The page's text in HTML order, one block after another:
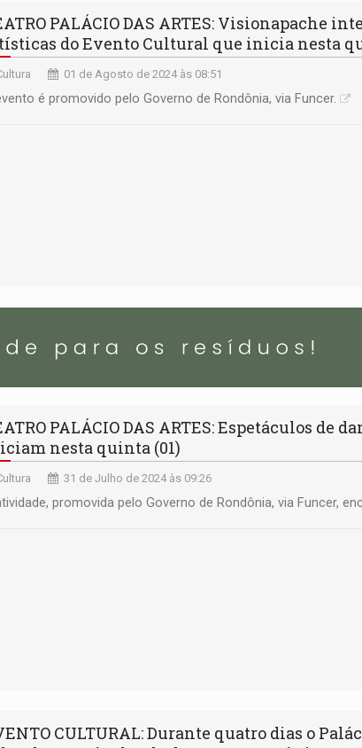
PALÁCIO DAS ARTES: Visionapache
do Evento Cultural que inicia nesta
01 de Agosto de 2024 às 08:51
é promovido pelo Governo de Rondônia, via Funcer.
PALÁCIO DAS ARTES: Espetáculos de
nesta quinta (01)
31 de Julho de 2024 às 09:26
promovida pelo Governo de Rondônia, via Funcer,
CULTURAL: Durante quatro dias o